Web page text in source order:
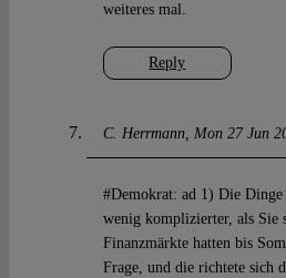
Reply
weiteres mal.
C. Herrmann Mon 27 Jun
#Demokrat: ad 1) Die Dinge
wenig komplizierter, als Sie
Finanzmärkte hatten bis
Frage, und die richtete sich